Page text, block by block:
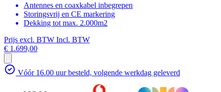
Antennes en coaxkabel inbegrepen
Storingsvrij en CE markering
Dekking tot max. 2.000m2
Prijs excl. BTW Incl. BTW
€ 1.699,00
Vóór 16.00 uur besteld, volgende werkdag geleverd